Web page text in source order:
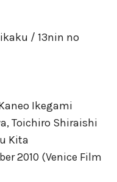
/ 13nin no
Ikegami
Toichiro Shiraishi
Kita
2010 (Venice Film